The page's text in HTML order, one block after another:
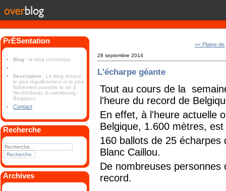
PrÉSentation
Blog : le blog chestrolais
Description : Le blog retrace
le plus régulièrement et le plus
fidèlement possible la vie à
Neufchâteau (Luxembourg-
Belgique).
Contact
Recherche
Archives
<< Plaine
28 septembre 2014
L'écharpe géante
Tout au cours de la
l'heure du record de
En effet, à l'heure actuelle
Belgique, 1.600 mètres,
160 ballots de 25
Blanc Caillou.
De nombreuses
record.